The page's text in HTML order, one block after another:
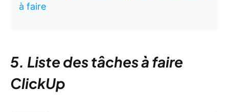
à faire
5. Liste des tâches à faire
ClickUp